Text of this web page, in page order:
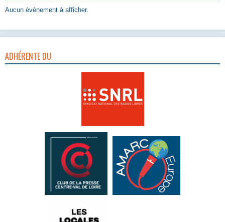
Aucun évènement à afficher.
ADHÉRENTE DU